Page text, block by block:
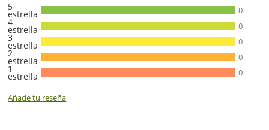
5
estrella 0
4
estrella 0
3
estrella 0
2
estrella 0
1
estrella 0
Añade tu reseña